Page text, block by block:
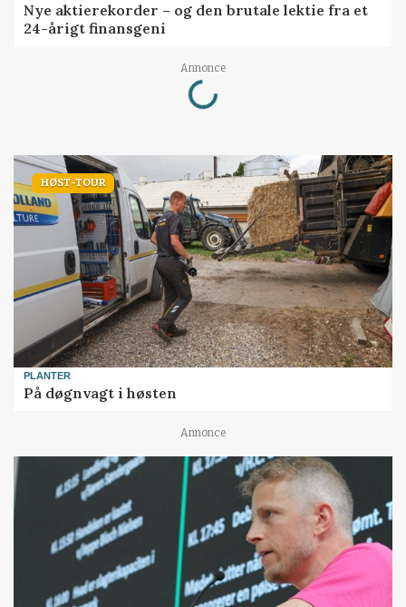
Nye aktierekorder – og den brutale lektie fra et
24-årigt finansgeni
Annonce
Loading...
HØST-TOUR
PLANTER
På døgnvagt i høsten
Annonce